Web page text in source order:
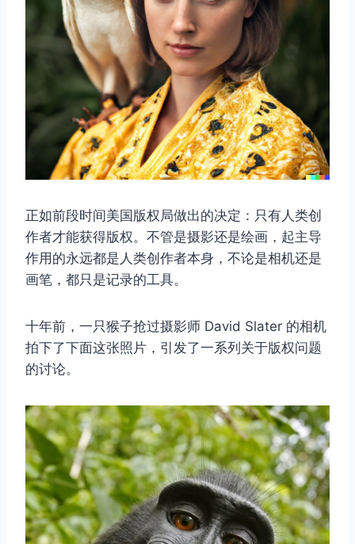
正如前段时间美国版权局做出的决定：只有人类创
作者才能获得版权。不管是摄影还是绘画，起主导
作用的永远都是人类创作者本身，不论是相机还是
画笔，都只是记录的工具。
十年前，一只猴子抢过摄影师 David Slater 的相机
拍下了下面这张照片，引发了一系列关于版权问题
的讨论。
取消 搜索